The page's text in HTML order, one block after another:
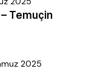
Temuçin
2025